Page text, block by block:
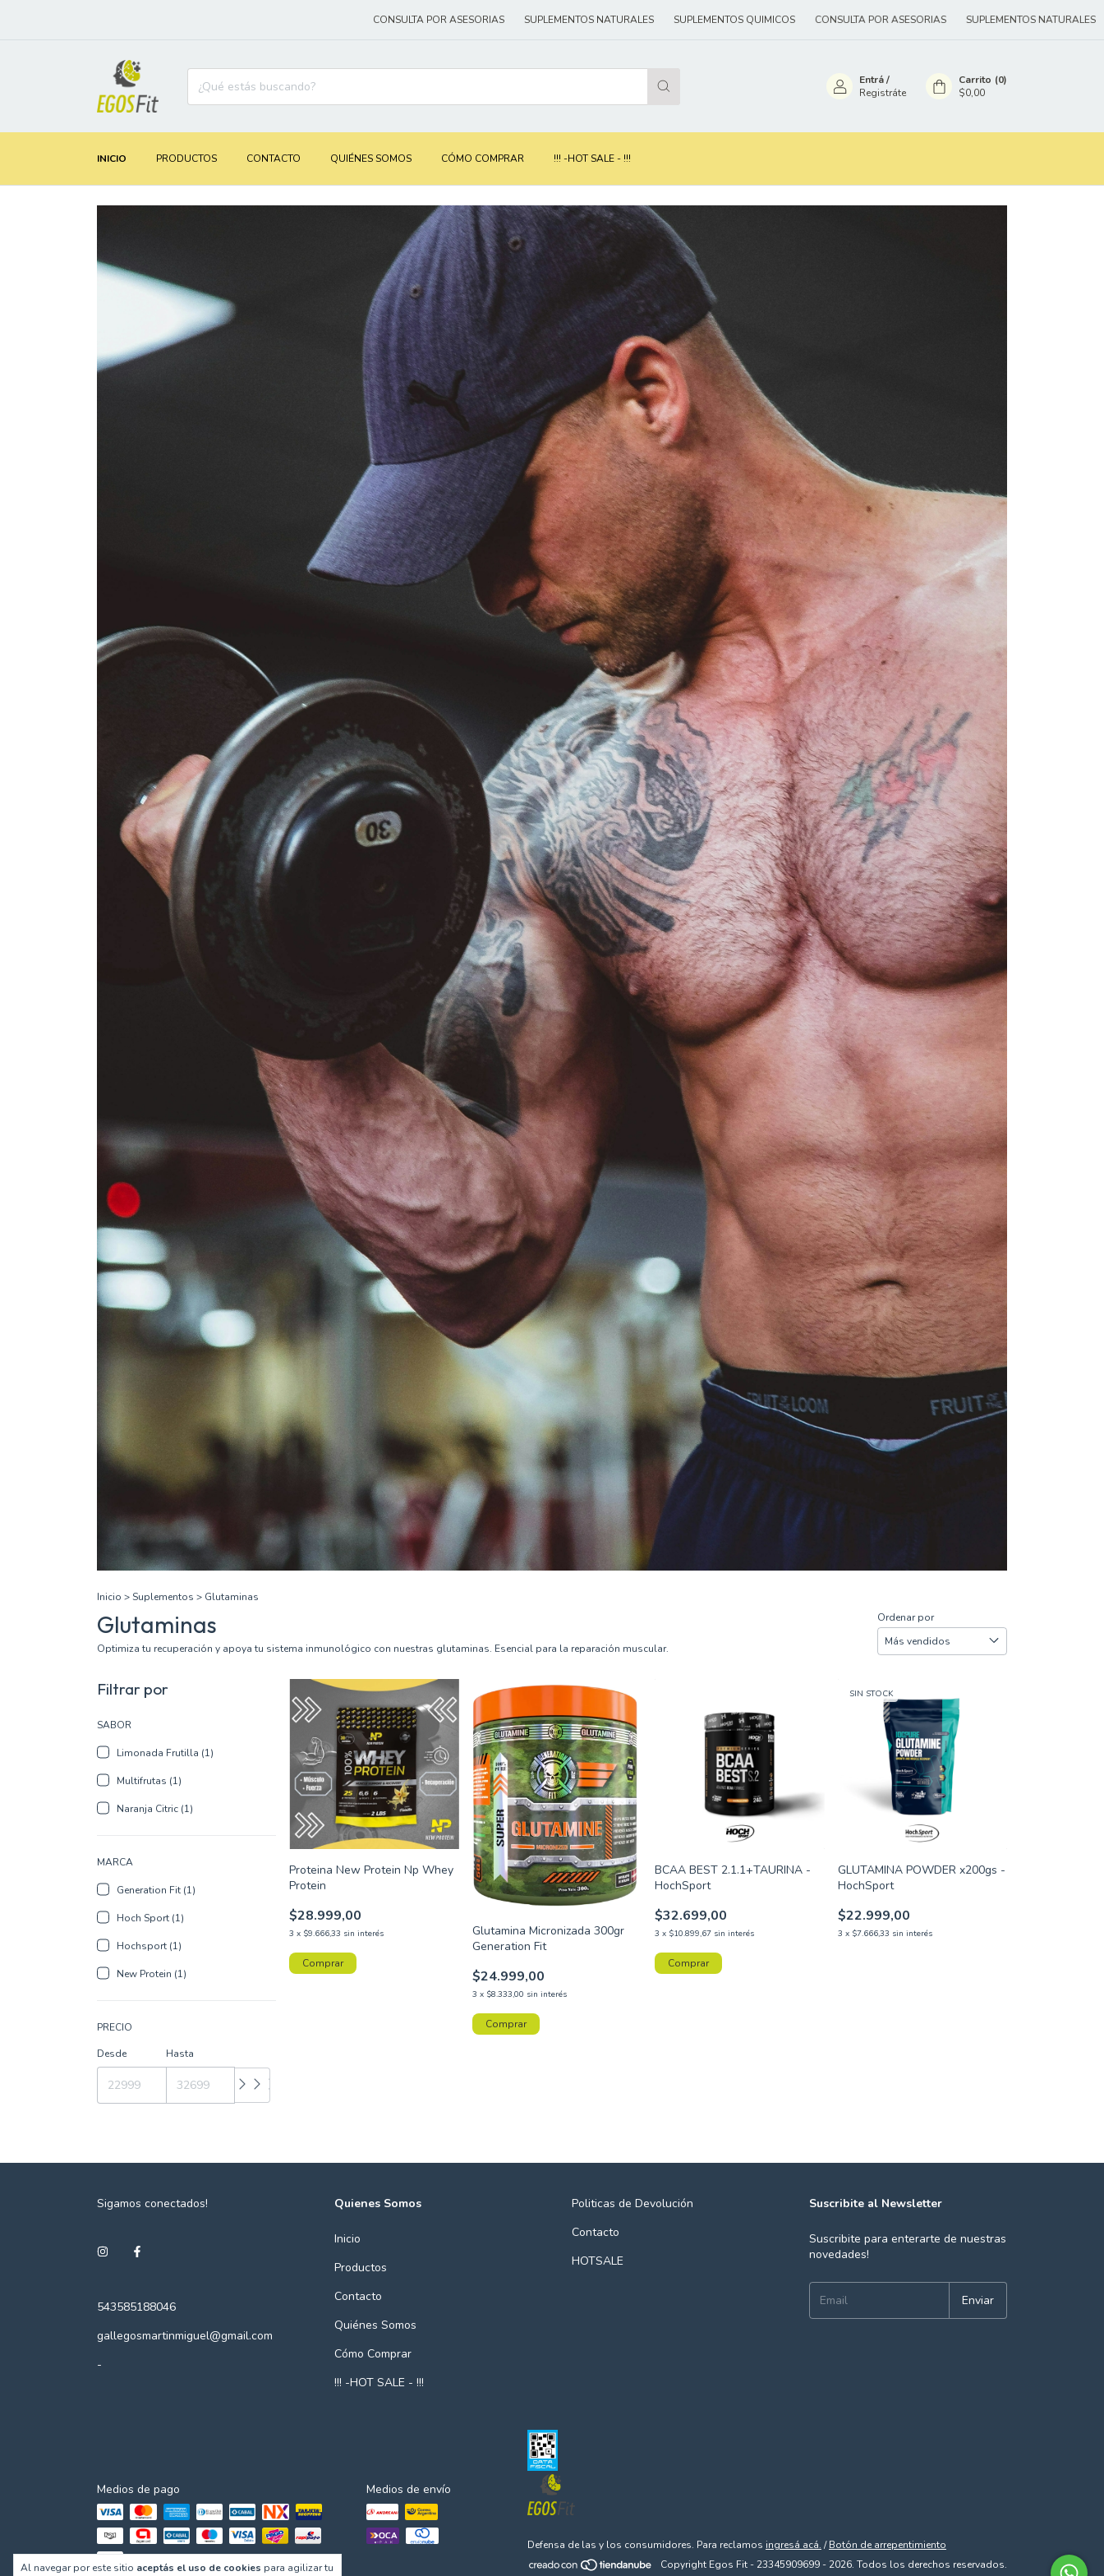
CONSULTA POR ASESORIAS SUPLEMENTOS NATURALES SUPLEMENTOS QUIMICOS CONSULTA POR ASESORIAS SUPLEMENTOS NATURALES SUPLEMENTOS
Entrá/
Registráte
Carrito (0)
$0,00
INICIO PRODUCTOS CONTACTO QUIÉNES SOMOS CÓMO COMPRAR !!! -HOT SALE - !!!
Al navegar por este sitio aceptás el uso de cookies para agilizar tu
Inicio >Suplementos > Glutaminas
Glutaminas
Optimiza tu recuperación y apoya tu sistema inmunológico con nuestras glutaminas. Esencial para la reparación muscular.
Ordenar por
Filtrar por
SABOR
Limonada Frutilla (1)
Multifrutas (1)
Naranja Citric (1)
MARCA
Generation Fit (1)
Hoch Sport (1)
Hochsport (1)
New Protein (1)
PRECIO
Desde
Hasta
Proteina New Protein Np Whey
Protein
$28.999,00
3 x $9.666,33 sin interés
Glutamina Micronizada 300gr
Generation Fit
$24.999,00
3 x $8.333,00 sin interés
BCAA BEST 2.1.1+TAURINA -
HochSport
$32.699,00
3 x $10.899,67 sin interés
Comprar
SIN STOCK
GLUTAMINA POWDER x200gs -
HochSport
$22.999,00
3 x $7.666,33 sin interés
Sigamos conectados!
543585188046
gallegosmartinmiguel@gmail.com
-
Quienes Somos
Inicio
Productos
Contacto
Quiénes Somos
Cómo Comprar
!!! -HOT SALE - !!!
Politicas de Devolución
Contacto
HOTSALE
Suscribite al Newsletter
Suscribite para enterarte de nuestras
novedades!
Medios de pago Medios de envío
Defensa de las y los consumidores. Para reclamos ingresá acá. / Botón de arrepentimiento
Copyright Egos Fit - 23345909699 - 2026. Todos los derechos reservados.